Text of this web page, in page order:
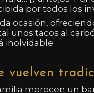
por todos los
ocasión,
unos tacos al
inolvidable.
vuelven
merecen un